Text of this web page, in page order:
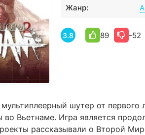
Жанр:
3.8 89 -52
шутер от первого
во Вьетнаме. Игра является
рассказывали о Второй